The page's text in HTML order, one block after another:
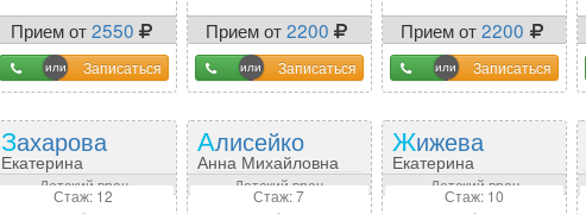
Прием от2550
Записаться
Прием от2200
Записаться
Прием от2200
Записаться
Захарова
Екатерина
Александровна
Детский врач
Стаж: 12
Алисейко
Анна Михайловна
Детский врач
Стаж: 7
Жижева
Екатерина
Александровна
Детский врач
Стаж: 10